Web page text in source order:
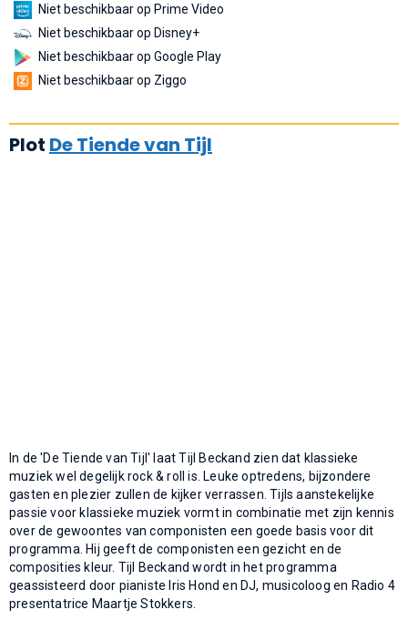
Niet beschikbaar op Prime Video
Niet beschikbaar op Disney+
Niet beschikbaar op Google Play
Niet beschikbaar op Ziggo
Plot De Tiende van Tijl
In de 'De Tiende van Tijl' laat Tijl Beckand zien dat klassieke
muziek wel degelijk rock & roll is. Leuke optredens, bijzondere
gasten en plezier zullen de kijker verrassen. Tijls aanstekelijke
passie voor klassieke muziek vormt in combinatie met zijn kennis
over de gewoontes van componisten een goede basis voor dit
programma. Hij geeft de componisten een gezicht en de
composities kleur. Tijl Beckand wordt in het programma
geassisteerd door pianiste Iris Hond en DJ, musicoloog en Radio 4
presentatrice Maartje Stokkers.